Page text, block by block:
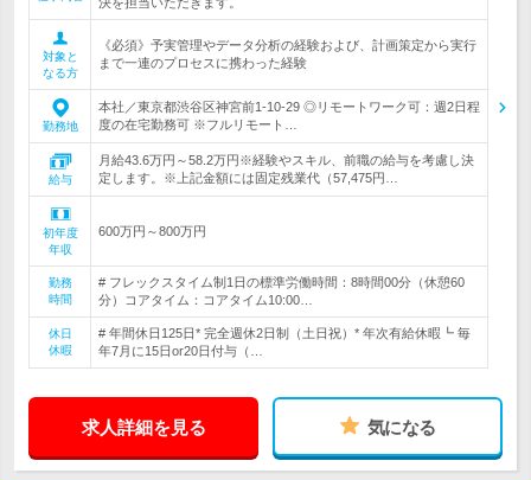
対象と
なる方
《必須》予実管理やデータ分析の経験および、計画策定から実行
まで一連のプロセスに携わった経験
勤務地
本社／東京都渋谷区神宮前1-10-29 ◎リモートワーク可：週2日程
度の在宅勤務可 ※フルリモート…
給与
月給43.6万円～58.2万円※経験やスキル、前職の給与を考慮し決
定します。※上記金額には固定残業代（57,475円…
初年度
年収
600万円～800万円
勤務
時間
# フレックスタイム制1日の標準労働時間：8時間00分（休憩60
分）コアタイム：コアタイム10:00…
休日
休暇
# 年間休日125日* 完全週休2日制（土日祝）* 年次有給休暇┗ 毎
年7月に15日or20日付与（…
求人詳細を見る 気になる